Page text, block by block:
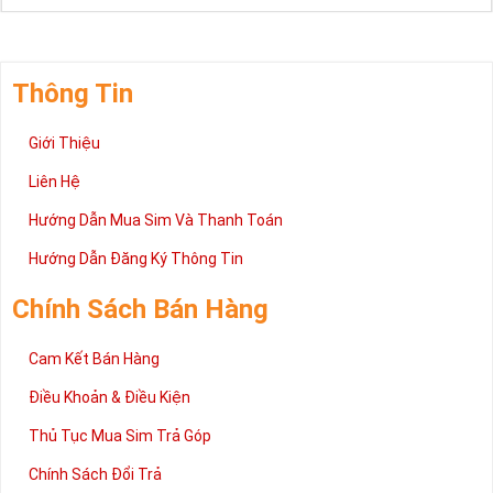
Ý Nghĩa Đầu Số Đẹp Mobifone
Đầu số mới Mobifone và ý nghĩa:
Theo quy định của Bộ thông tin và Truyền thông, tất cả số
sim viễn thông trên cả nước sẽ phải thực hiện chuyển đổi từ
11 số sang 10 số kể từ ngày 15/09/2018. Với sự kiện này,
các đầu số sim 11 số của Mobifone như 0120, 0121, 0122,…
Thông Tin
Giới Thiệu
Liên Hệ
Hướng Dẫn Mua Sim Và Thanh Toán
Hướng Dẫn Đăng Ký Thông Tin
Chính Sách Bán Hàng
Cam Kết Bán Hàng
Điều Khoản & Điều Kiện
Thủ Tục Mua Sim Trả Góp
Chính Sách Đổi Trả